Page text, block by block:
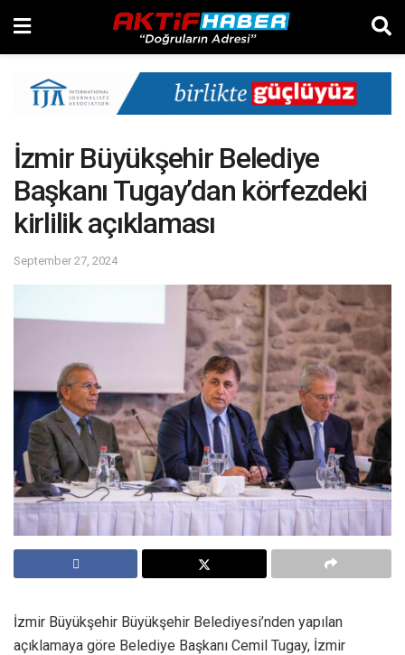
İzmir Büyükşehir Belediye
Başkanı Tugay’dan körfezdeki
kirlilik açıklaması
September 27, 2024
İzmir Büyükşehir Büyükşehir Belediyesi’nden yapılan
açıklamaya göre Belediye Başkanı Cemil Tugay, İzmir